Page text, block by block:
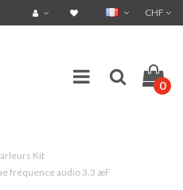
CHF
0
Kit
fréquence audio 3.3 æF